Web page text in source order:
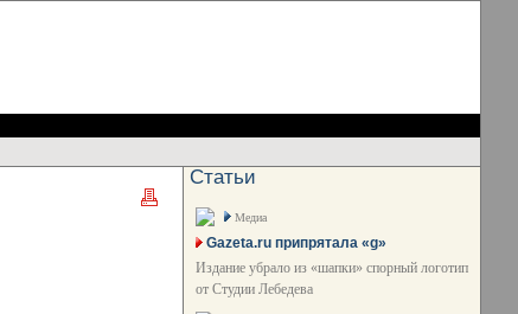
Статьи
Медиа
Gazeta.ru припрятала «g»
Издание убрало из «шапки» спорный логотип
от Студии Лебедева